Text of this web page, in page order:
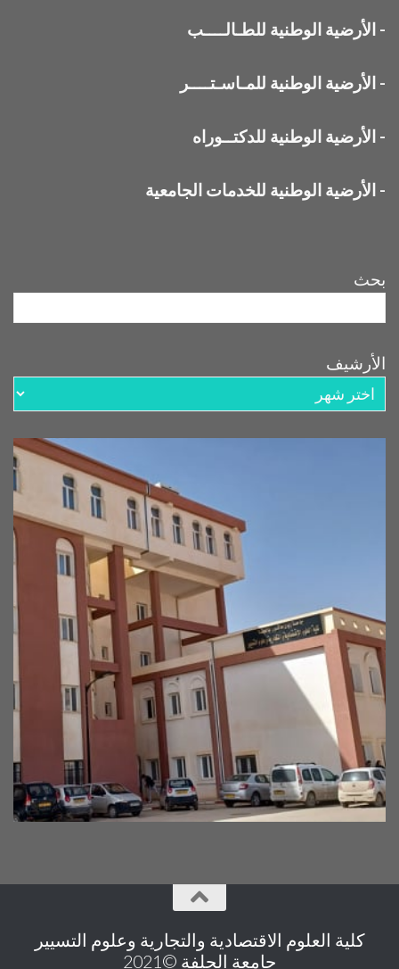
- الأرضية الوطنية للطـالــــب
- الأرضية الوطنية للمـاسـتــــر
- الأرضية الوطنية للدكتــوراه
- الأرضية الوطنية للخدمات الجامعية
بحث
الأرشيف
كلية العلوم الاقتصادية والتجارية وعلوم التسيير
جامعة الجلفة ©2021